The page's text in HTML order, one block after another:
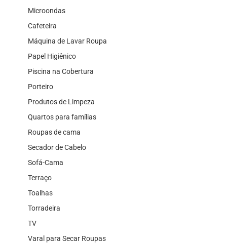
Microondas
Cafeteira
Máquina de Lavar Roupa
Papel Higiênico
Piscina na Cobertura
Porteiro
Produtos de Limpeza
Quartos para famílias
Roupas de cama
Secador de Cabelo
Sofá-Cama
Terraço
Toalhas
Torradeira
TV
Varal para Secar Roupas